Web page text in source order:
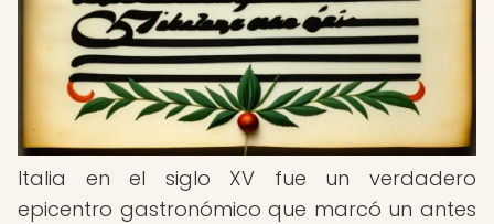
Italia en el siglo XV fue un verdadero
epicentro gastronómico que marcó un antes